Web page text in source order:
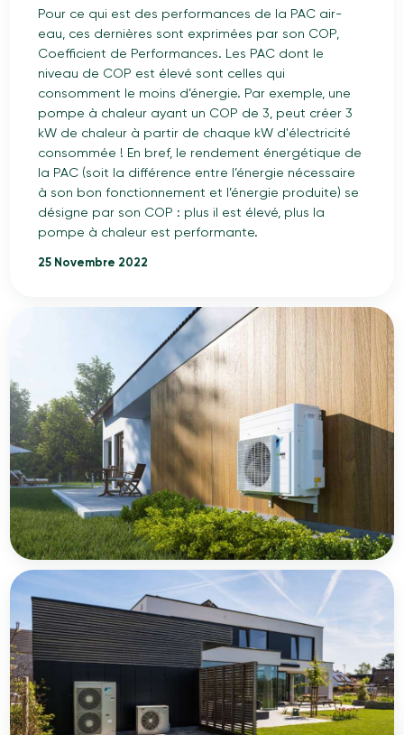
Pour ce qui est des performances de la PAC air-
eau, ces dernières sont exprimées par son COP,
Coefficient de Performances. Les PAC dont le
niveau de COP est élevé sont celles qui
consomment le moins d’énergie. Par exemple, une
pompe à chaleur ayant un COP de 3, peut créer 3
kW de chaleur à partir de chaque kW d'électricité
consommée ! En bref, le rendement énergétique de
la PAC (soit la différence entre l’énergie nécessaire
à son bon fonctionnement et l’énergie produite) se
désigne par son COP : plus il est élevé, plus la
pompe à chaleur est performante.
25 Novembre 2022